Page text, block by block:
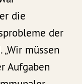
die
der
müssen
Aufgaben